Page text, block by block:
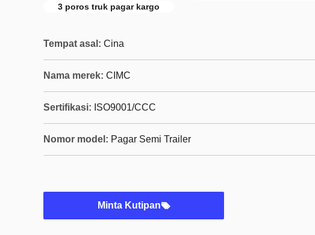
3 poros truk pagar kargo
Tempat asal: Cina
Nama merek: CIMC
Sertifikasi: ISO9001/CCC
Nomor model: Pagar Semi Trailer
Minta Kutipan